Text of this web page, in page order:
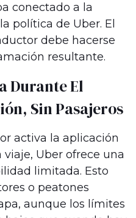
conectado a la
política de Uber. El
debe hacerse
resultante.
Durante El
Sin Pasajeros
activa la aplicación
Uber ofrece una
limitada. Esto
o peatones
aunque los límites